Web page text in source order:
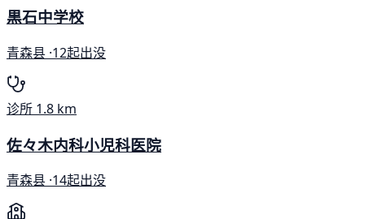
黒石中学校
青森县 ·12起出没
诊所 1.8 km
佐々木内科小児科医院
青森县 ·14起出没